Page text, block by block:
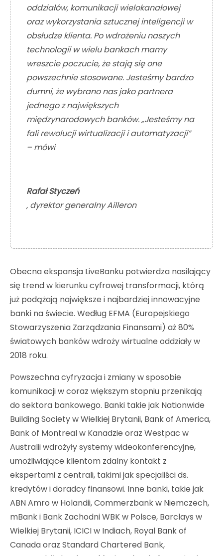
oddziałów, komunikacji wielokanałowej
oraz wykorzystania sztucznej inteligencji w
obsłudze klienta. Po wdrożeniu naszych
technologii w wielu bankach mamy
wreszcie poczucie, że stają się one
powszechnie stosowane. Jesteśmy bardzo
dumni, że wybrano nas jako partnera
jednego z największych
międzynarodowych banków. „Jesteśmy na
fali rewolucji wirtualizacji i automatyzacji”
– mówi
Rafał Styczeń
, dyrektor generalny Ailleron
Obecna ekspansja LiveBanku potwierdza nasilający
się trend w kierunku cyfrowej transformacji, którą
już podążają największe i najbardziej innowacyjne
banki na świecie. Według EFMA (Europejskiego
Stowarzyszenia Zarządzania Finansami) aż 80%
światowych banków wdroży wirtualne oddziały w
2018 roku.
Powszechna cyfryzacja i zmiany w sposobie
komunikacji w coraz większym stopniu przenikają
do sektora bankowego. Banki takie jak Nationwide
Building Society w Wielkiej Brytanii, Bank of America,
Bank of Montreal w Kanadzie oraz Westpac w
Australii wdrożyły systemy wideokonferencyjne,
umożliwiające klientom zdalny kontakt z
ekspertami z centrali, takimi jak specjaliści ds.
kredytów i doradcy finansowi. Inne banki, takie jak
ABN Amro w Holandii, Commerzbank w Niemczech,
mBank i Bank Zachodni WBK w Polsce, Barclays w
Wielkiej Brytanii, ICICI w Indiach, Royal Bank of
Canada oraz Standard Chartered Bank,